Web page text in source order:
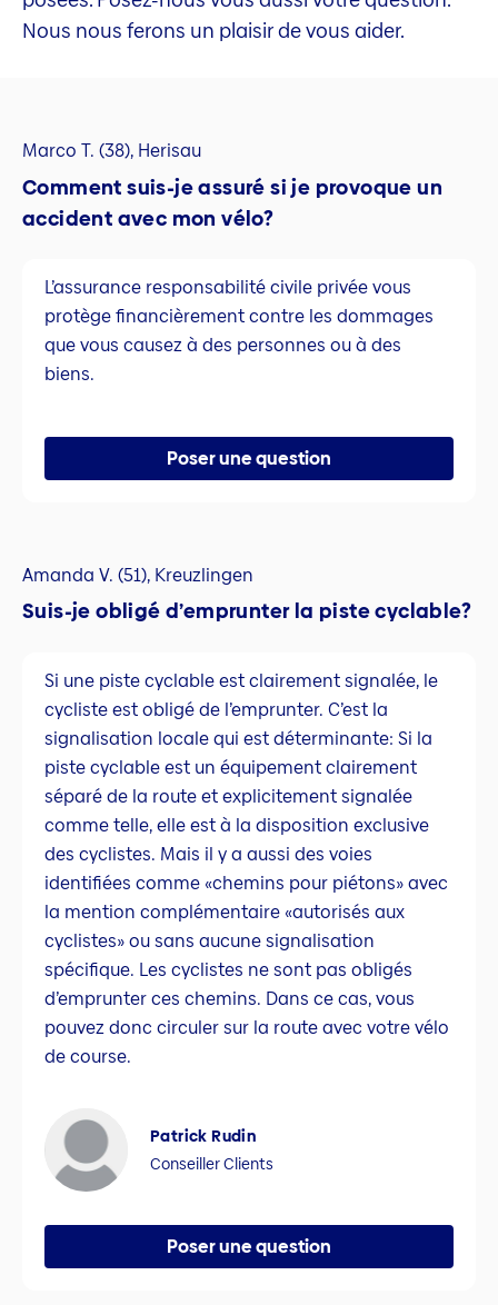
Nous nous ferons un plaisir de vous aider.
Marco T. (38), Herisau
Comment suis-je assuré si je provoque un
accident avec mon vélo?
L’assurance responsabilité civile privée vous
protège financièrement contre les dommages
que vous causez à des personnes ou à des
biens.
Poser une question
Amanda V. (51), Kreuzlingen
Suis-je obligé d’emprunter la piste cyclable?
Si une piste cyclable est clairement signalée, le
cycliste est obligé de l’emprunter. C’est la
signalisation locale qui est déterminante: Si la
piste cyclable est un équipement clairement
séparé de la route et explicitement signalée
comme telle, elle est à la disposition exclusive
des cyclistes. Mais il y a aussi des voies
identifiées comme «chemins pour piétons» avec
la mention complémentaire «autorisés aux
cyclistes» ou sans aucune signalisation
spécifique. Les cyclistes ne sont pas obligés
d’emprunter ces chemins. Dans ce cas, vous
pouvez donc circuler sur la route avec votre vélo
de course.
Patrick Rudin
Conseiller Clients
Poser une question